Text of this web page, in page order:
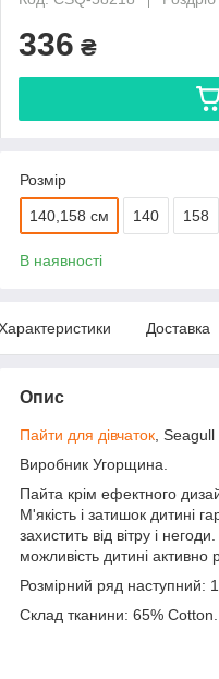
336 ₴
Розмір
140,158 см 140 158
В наявності
Доставка
Опис
Пайти для дівчаток , Seagull
Виробник Угорщина.
Пайта крім ефектного
М'якість і затишок дитині
захистить від вітру і
можливість дитині активно
Розмірний ряд наступний:
Склад тканини: 65%